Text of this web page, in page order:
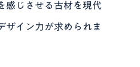
感じさせる古材を現代
ザイン力が求められま